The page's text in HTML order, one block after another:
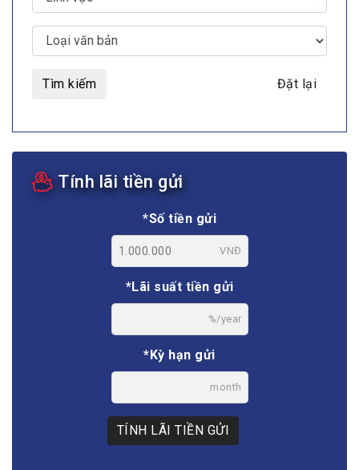
Tìm kiếm Đặt lại
Tính lãi tiền gửi
*Số tiền gửi
VNĐ
*Lãi suất tiền gửi
%/year
*Kỳ hạn gửi
month
TÍNH LÃI TIỀN GỬI